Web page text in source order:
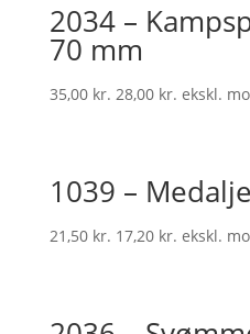
2034 –
70 mm
35,00 kr. 28,00 kr. ekskl.
1039 –
21,50 kr. 17,20 kr. ekskl.